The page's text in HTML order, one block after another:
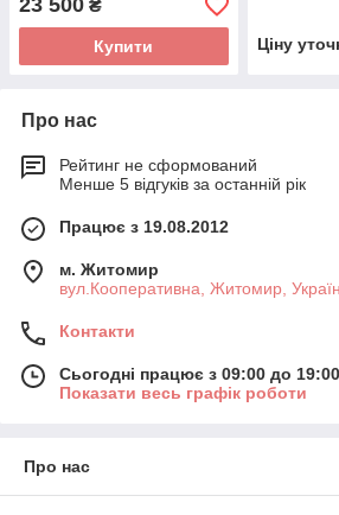
23 500 ₴
Купити Ціну
Про нас
Рейтинг не сформований
Менше 5 відгуків за останній рік
Працює з 19.08.2012
м. Житомир
вул.Кооперативна, Житомир,
Контакти
Сьогодні працює з 09:00 до 19:00
Показати весь графік роботи
Про нас